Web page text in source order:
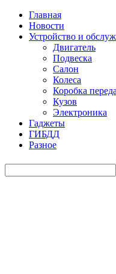
Главная
Новости
Устройство и
Двигатель
Подвеска
Салон
Колеса
Коробка
Кузов
Электроника
Гаджеты
ГИБДД
Разное